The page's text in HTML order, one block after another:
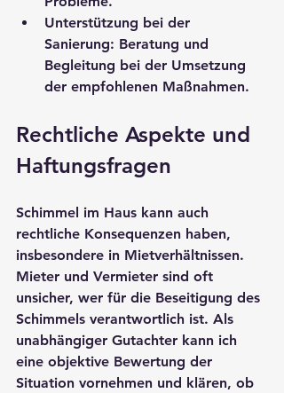
Unterstützung bei der
Sanierung: Beratung und
Begleitung bei der Umsetzung
der empfohlenen Maßnahmen.
Rechtliche Aspekte und
Haftungsfragen
Schimmel im Haus kann auch
rechtliche Konsequenzen haben,
insbesondere in Mietverhältnissen.
Mieter und Vermieter sind oft
unsicher, wer für die Beseitigung des
Schimmels verantwortlich ist. Als
unabhängiger Gutachter kann ich
eine objektive Bewertung der
Situation vornehmen und klären, ob